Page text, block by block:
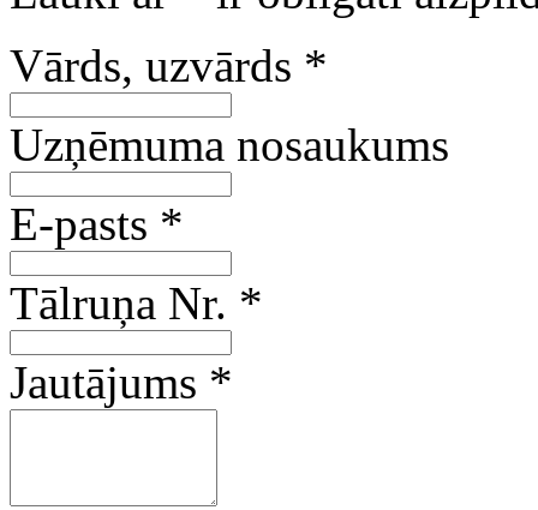
Vārds, uzvārds *
Uzņēmuma nosaukums
E-pasts *
Tālruņa Nr. *
Jautājums *